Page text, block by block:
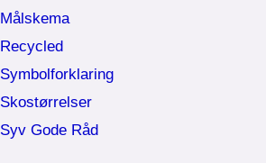
Målskema
Recycled
Symbolforklaring
Skostørrelser
Syv Gode Råd